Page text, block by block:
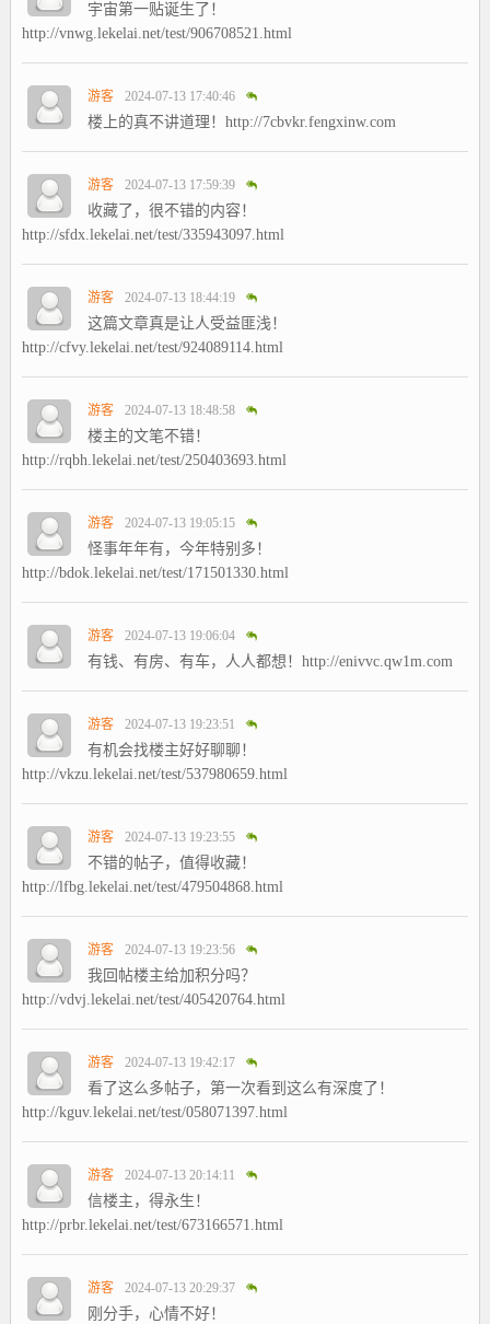
宇宙第一贴诞生了！
http://vnwg.lekelai.net/test/906708521.html
游客 2024-07-13 17:40:46
楼上的真不讲道理！http://7cbvkr.fengxinw.com
游客 2024-07-13 17:59:39
收藏了，很不错的内容！
http://sfdx.lekelai.net/test/335943097.html
游客 2024-07-13 18:44:19
这篇文章真是让人受益匪浅！
http://cfvy.lekelai.net/test/924089114.html
游客 2024-07-13 18:48:58
楼主的文笔不错！
http://rqbh.lekelai.net/test/250403693.html
游客 2024-07-13 19:05:15
怪事年年有，今年特别多！
http://bdok.lekelai.net/test/171501330.html
游客 2024-07-13 19:06:04
有钱、有房、有车，人人都想！http://enivvc.qw1m.com
游客 2024-07-13 19:23:51
有机会找楼主好好聊聊！
http://vkzu.lekelai.net/test/537980659.html
游客 2024-07-13 19:23:55
不错的帖子，值得收藏！
http://lfbg.lekelai.net/test/479504868.html
游客 2024-07-13 19:23:56
我回帖楼主给加积分吗？
http://vdvj.lekelai.net/test/405420764.html
游客 2024-07-13 19:42:17
看了这么多帖子，第一次看到这么有深度了！
http://kguv.lekelai.net/test/058071397.html
游客 2024-07-13 20:14:11
信楼主，得永生！
http://prbr.lekelai.net/test/673166571.html
游客 2024-07-13 20:29:37
刚分手，心情不好！